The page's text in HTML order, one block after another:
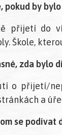
pokud by
přijetí do
Škole,
zda bylo
o přijetí/
a
se podívat